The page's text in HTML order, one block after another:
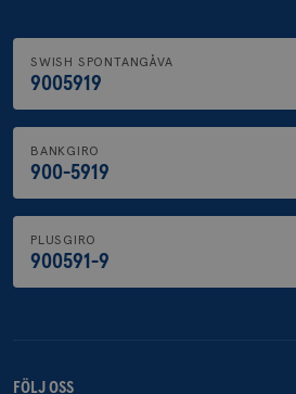
SWISH SPONTANGÅVA
9005919
BANKGIRO
900-5919
PLUSGIRO
900591-9
FÖLJ OSS